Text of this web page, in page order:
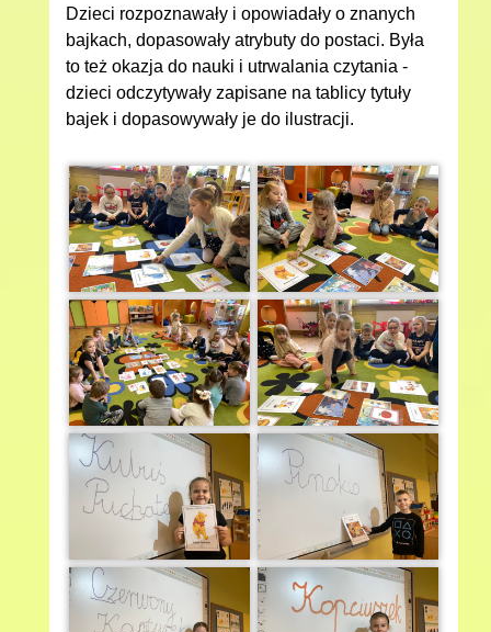
Dzieci rozpoznawały i opowiadały o znanych
bajkach, dopasowały atrybuty do postaci. Była
to też okazja do nauki i utrwalania czytania -
dzieci odczytywały zapisane na tablicy tytuły
bajek i dopasowywały je do ilustracji.